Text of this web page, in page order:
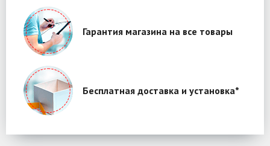
Гарантия магазина на все товары
Бесплатная доставка и установка*